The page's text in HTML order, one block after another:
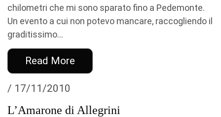
chilometri che mi sono sparato fino a Pedemonte.
Un evento a cui non potevo mancare, raccogliendo il
graditissimo...
Read More
/ 17/11/2010
L’Amarone di Allegrini